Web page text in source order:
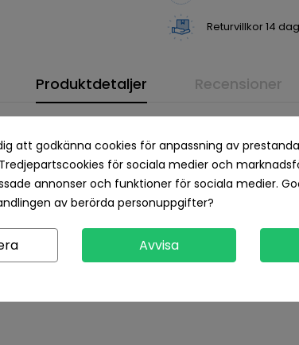
Returvillkor 14
Produktdetaljer Recensioner
att godkänna cookies för anpassning av
för sociala medier och
annonser och funktioner för sociala medier.
av berörda personuppgifter?
Avvisa